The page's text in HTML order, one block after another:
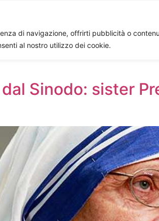
di navigazione, offrirti pubblicità o
al nostro utilizzo dei cookie.
Sinodo: sister